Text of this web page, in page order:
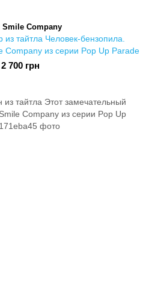
Smile Company
тайтла Человек-бензопила.
Company из серии Pop Up Parade
2 700 грн